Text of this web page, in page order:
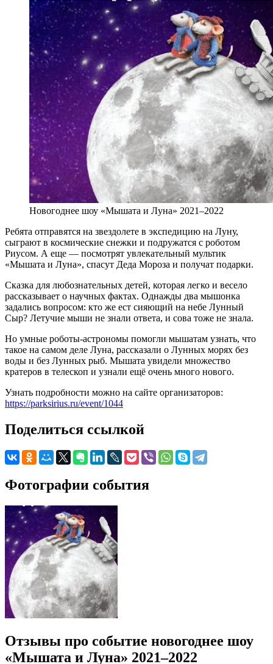
Новогоднее шоу «Мышата и Луна» 2021–2022
Ребята отправятся на звездолете в экспедицию на Луну,
сыграют в космические снежки и подружатся с роботом
Риусом. А еще — посмотрят увлекательный мультик
«Мышата и Луна», спасут Деда Мороза и получат подарки.
Сказка для любознательных детей, которая легко и весело
рассказывает о научных фактах. Однажды два мышонка
задались вопросом: кто же ест сияющий на небе Лунный
Сыр? Летучие мыши не знали ответа, и сова тоже не знала.
Но умные роботы-астрономы помогли мышатам узнать, что
такое на самом деле Луна, рассказали о Лунных морях без
воды и без Лунных рыб. Мышата увидели множество
кратеров в телескоп и узнали ещё очень много нового.
Узнать подробности можно на сайте организаторов:
https://parksirius.ru/event/1044
Поделиться ссылкой
Фотографии события
Отзывы про событие новогоднее шоу
«Мышата и Луна» 2021–2022